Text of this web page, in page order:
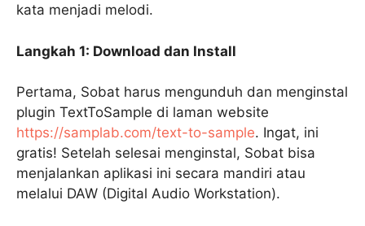
kata menjadi melodi.
Langkah 1: Download dan Install
Pertama, Sobat harus mengunduh dan menginstal
plugin TextToSample di laman website
https://samplab.com/text-to-sample. Ingat, ini
gratis! Setelah selesai menginstal, Sobat bisa
menjalankan aplikasi ini secara mandiri atau
melalui DAW (Digital Audio Workstation).